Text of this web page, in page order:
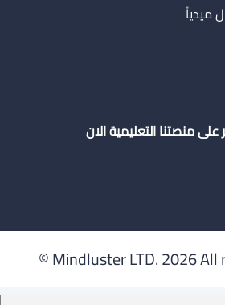
ميدياً
منصتنا التعليمية الان
Mindluster LTD.2026 All